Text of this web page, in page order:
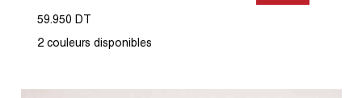
59.950 DT
2 couleurs disponibles